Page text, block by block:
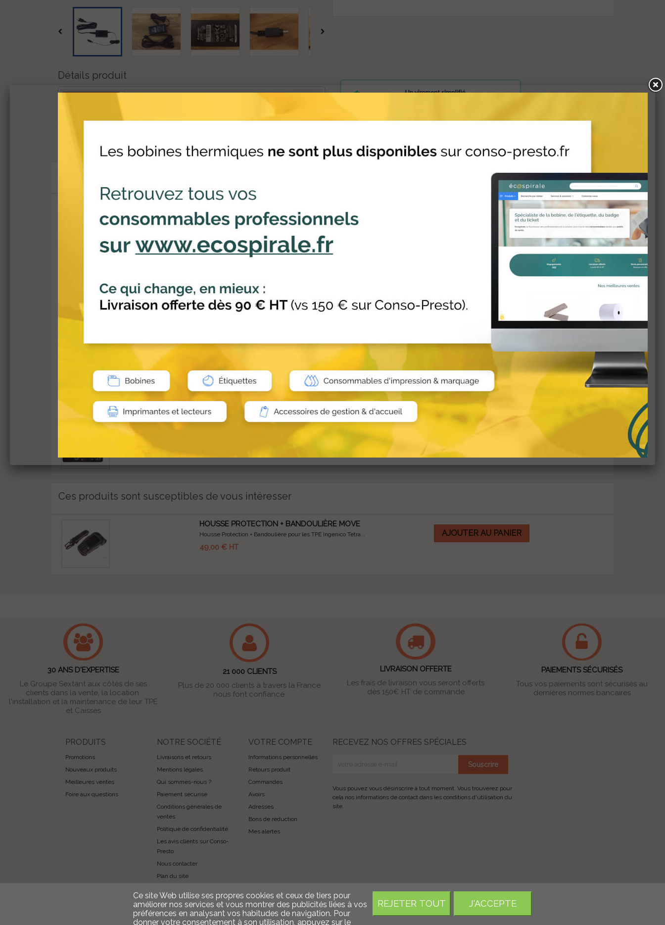
Détails produit
BLOC ALIMENTATION TPE FIXE INGENICO
Bloc d'alimentation électrique neuf pour les TPE (Terminal de...
34,90 €HT
AJOUTER AU PANIER
CHARGEUR ALLUME CIGARE POUR INGENICO IWL250
HT
AJOUTER AU PANIER
BLOC ALIMENTATION INGENICO TETRA MOVE
AJOUTER AU PANIER
BLOC ALIMENTATION INGENICO TETRA DESK
Le bloc alimentation électrique pour la gamme Ingenico Tetra...
34,90 €HT
AJOUTER AU PANIER
ONDULEUR HAUTE FRÉQUENCE 6 PRISES 500 VA ET RJ45
La gamme d’onduleurs Z3 ZenBox EX a été conçue pour offrir... AJOUTER AU PANIER
Ces produits sont susceptibles de vous intéresser
HOUSSE PROTECTION + BANDOULIÈRE MOVE
Housse Protection + Bandoulière pour les TPE Ingenico Tetra...
49,00 €HT
AJOUTER AU PANIER
30 ANS D'EXPERTISE
Le Groupe Sextant aux côtés de ses
clients dans la vente, la location,
l'installation et la maintenance de leur TPE
et Caisses
21 000 CLIENTS
Plus de 20 000 clients à travers la France
nous font confiance.
LIVRAISON OFFERTE
Les frais de livraison vous seront offerts
dès 150€ HT de commande
PAIEMENTS SÉCURISÉS
Tous vos paiements sont sécurisés au
dernières normes bancaires
PRODUITS
Promotions
Nouveaux produits
Meilleures ventes
Foire aux questions
NOTRE SOCIÉTÉ
Livraisons et retours
Mentions légales
Qui sommes-nous ?
Paiement sécurisé
Conditions générales de
ventes
Politique de confidentialité
Les avis clients sur Conso-
Presto
Nous contacter
Plan du site
VOTRE COMPTE
Informations personnelles
Retours produit
Commandes
Avoirs
Adresses
Bons de réduction
Mes alertes
RECEVEZ NOS OFFRES SPÉCIALES
Vous pouvez vous désinscrire à tout moment. Vous trouverez pour
cela nos informations de contact dans les conditions d'utilisation du
site.
Ce site Web utilise ses propres cookies et ceux de tiers pour
améliorer nos services et vous montrer des publicités liées à vos
préférences en analysant vos habitudes de navigation. Pour
donner votre consentement à son utilisation, appuyez sur le
REJETER TOUT J'ACCEPTE